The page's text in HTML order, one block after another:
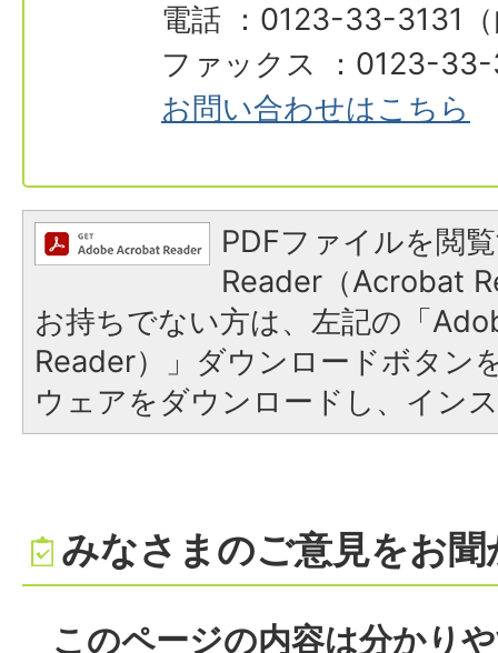
電話 ：0123-33-3131（
ファックス ：0123-
お問い合わせはこちら
PDFファイルを閲
Reader（Acrobat
お持ちでない方は、左記の「
Reader）」ダウンロードボタン
ウェアをダウンロードし、イン
みなさまのご意見をお
このページの内容は分かり